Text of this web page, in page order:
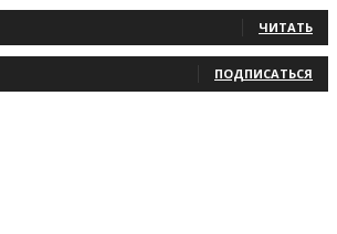
ЧИТАТЬ
ПОДПИСАТЬСЯ